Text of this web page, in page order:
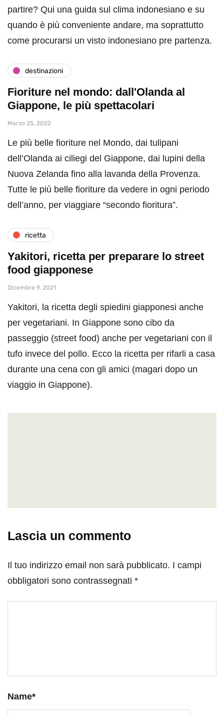
partire? Qui una guida sul clima indonesiano e su
quando è più conveniente andare, ma soprattutto
come procurarsi un visto indonesiano pre partenza.
destinazioni
Fioriture nel mondo: dall'Olanda al
Giappone, le più spettacolari
Marzo 25, 2022
Le più belle fioriture nel Mondo, dai tulipani
dell’Olanda ai ciliegi del Giappone, dai lupini della
Nuova Zelanda fino alla lavanda della Provenza.
Tutte le più belle fioriture da vedere in ogni periodo
dell’anno, per viaggiare “secondo fioritura”.
ricetta
Yakitori, ricetta per preparare lo street
food giapponese
Dicembre 9, 2021
Yakitori, la ricetta degli spiedini giapponesi anche
per vegetariani. In Giappone sono cibo da
passeggio (street food) anche per vegetariani con il
tufo invece del pollo. Ecco la ricetta per rifarli a casa
durante una cena con gli amici (magari dopo un
viaggio in Giappone).
Lascia un commento
Il tuo indirizzo email non sarà pubblicato. I campi
obbligatori sono contrassegnati *
Name*